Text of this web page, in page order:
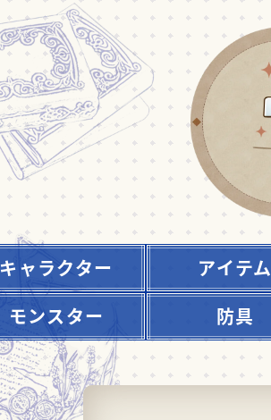
キャラクター アイテム
モンスター
防具